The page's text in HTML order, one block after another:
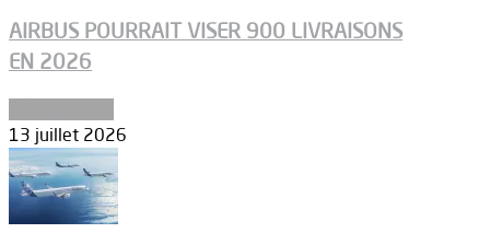
AIRBUS POURRAIT VISER 900 LIVRAISONS
EN 2026
13 juillet 2026